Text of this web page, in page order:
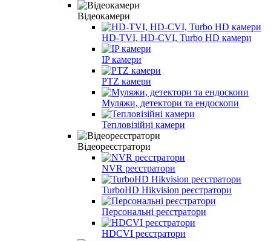
Відеокамери
HD-TVI, HD-CVI, Turbo HD камери
IP камери
PTZ камери
Муляжи, детектори та ендоскопи
Тепловізійні камери
Відеореєстратори
NVR реєстратори
TurboHD Hikvision реєстратори
Персональні реєстратори
HDCVI реєстратори